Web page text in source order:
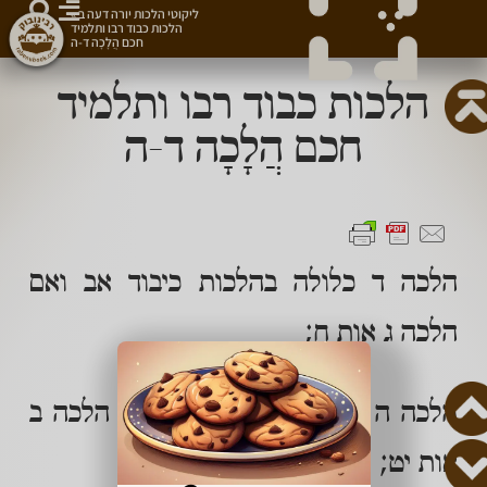
הלכות כבוד רבו ותלמיד
חכם הֲלָכָה ד-ה
הלכה ד כלולה בהלכות כיבוד אב ואם
הלכה ג אות ח;
הלכה ה כלולה בהלכות שבועות הלכה ב
אות יט;
ליקוטי הלכות יורה דעה ב»
הלכות כבוד רבו ותלמיד
חכם הֲלָכָה ד-ה